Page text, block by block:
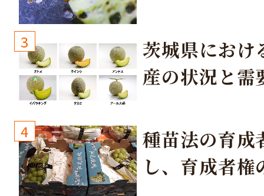
3
茨城県におけ
産の状況と需
4
種苗法の育成
し、育成者権